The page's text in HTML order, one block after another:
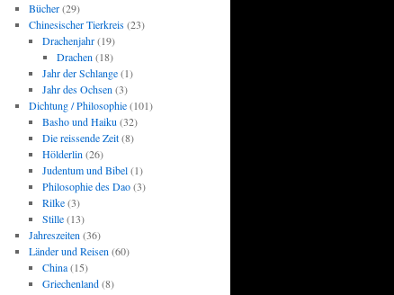
Bücher(29)
Chinesischer Tierkreis(23)
Drachenjahr(19)
Drachen (18)
Jahr der Schlange(1)
Jahr des Ochsen (3)
Dichtung / Philosophie(101)
Basho und Haiku (32)
Die reissende Zeit(8)
Hölderlin (26)
Judentum und Bibel(1)
Philosophie des Dao(3)
Rilke(3)
Stille(13)
Jahreszeiten (36)
Länder und Reisen (60)
China(15)
Griechenland(8)